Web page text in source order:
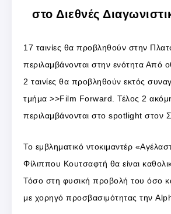
στο Διεθνές
17 ταινίες θα προβληθούν στην
περιλαμβάνονται στην ενότητα Από
2 ταινίες θα προβληθούν εκτός
τμήμα >>Film Forward. Τέλος 2
περιλαμβάνονται στο spotlight στον
Το εμβληματικό ντοκιμαντέρ
Φίλιππου Κουτσαφτή θα είναι
Τόσο στη φυσική προβολή του όσο
με χορηγό προσβασιμότητας την